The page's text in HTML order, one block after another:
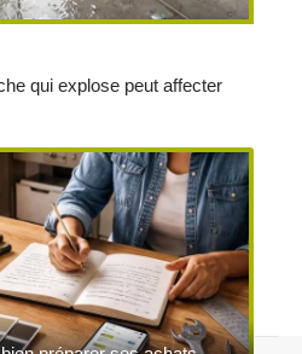
qui explose peut affecter